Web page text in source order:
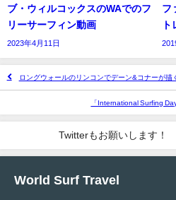
ブ・ウィルコックスのWAでのフ
リーサーフィン動画
2023年4月11日
フ
ロングウォールのリンコンでデーン&コナーが描
「International Surfing
Twitterもお願いします！
World Surf Travel